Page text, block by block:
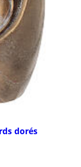
dorés